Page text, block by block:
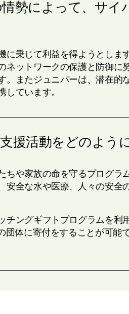
勢によって、サイ
に乗じて利益を得ようとし
ネットワークの保護と防御
またジュニパーは、潜在的
しています。
援活動をどのよう
ちや家族の命を守るプログラ
安全な水や医療、人々の安
チングギフトプログラムを利
団体に寄付をすることが可能